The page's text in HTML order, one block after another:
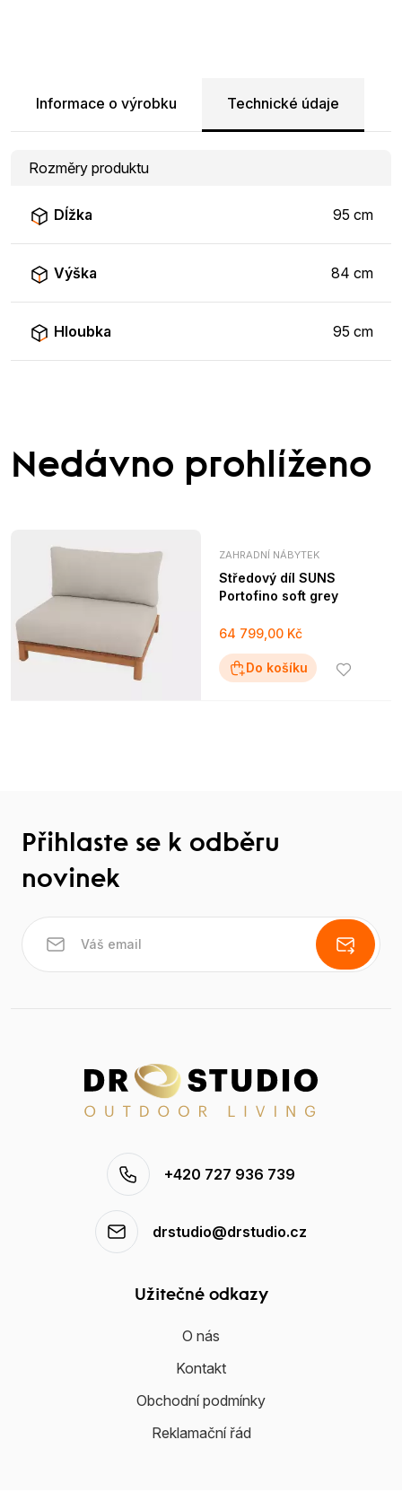
Informace o výrobku Technické údaje
Rozměry produktu
Dĺžka 95 cm
Výška 84 cm
Hloubka 95 cm
Nedávno prohlíženo
ZAHRADNÍ NÁBYTEK
Středový díl SUNS
Portofino soft grey
64 799,00 Kč
Do košíku
Přihlaste se k odběru
novinek
+420 727 936 739
drstudio@drstudio.cz
Užitečné odkazy
O nás
Kontakt
Obchodní podmínky
Reklamační řád